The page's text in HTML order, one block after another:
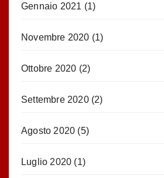
Gennaio 2021 (1)
Novembre 2020 (1)
Ottobre 2020 (2)
Settembre 2020(2)
Agosto 2020 (5)
Luglio 2020 (1)